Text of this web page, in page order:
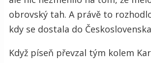
obrovský tah. A právě to
kdy se dostala do
Když píseň převzal tým kolem